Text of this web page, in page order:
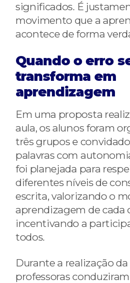
significados. É
movimento que a
acontece de forma
Quando o erro
transforma em
aprendizagem
Em uma proposta
aula, os alunos foram
três grupos e
palavras com
foi planejada para
diferentes níveis de
escrita, valorizando o
aprendizagem de cada
incentivando a
todos.
Durante a realização
professoras